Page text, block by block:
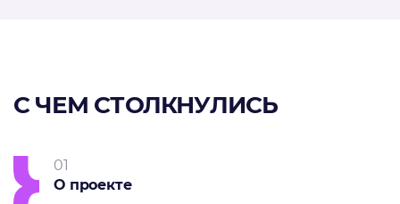
С ЧЕМ СТОЛКНУЛИСЬ
01
О проекте